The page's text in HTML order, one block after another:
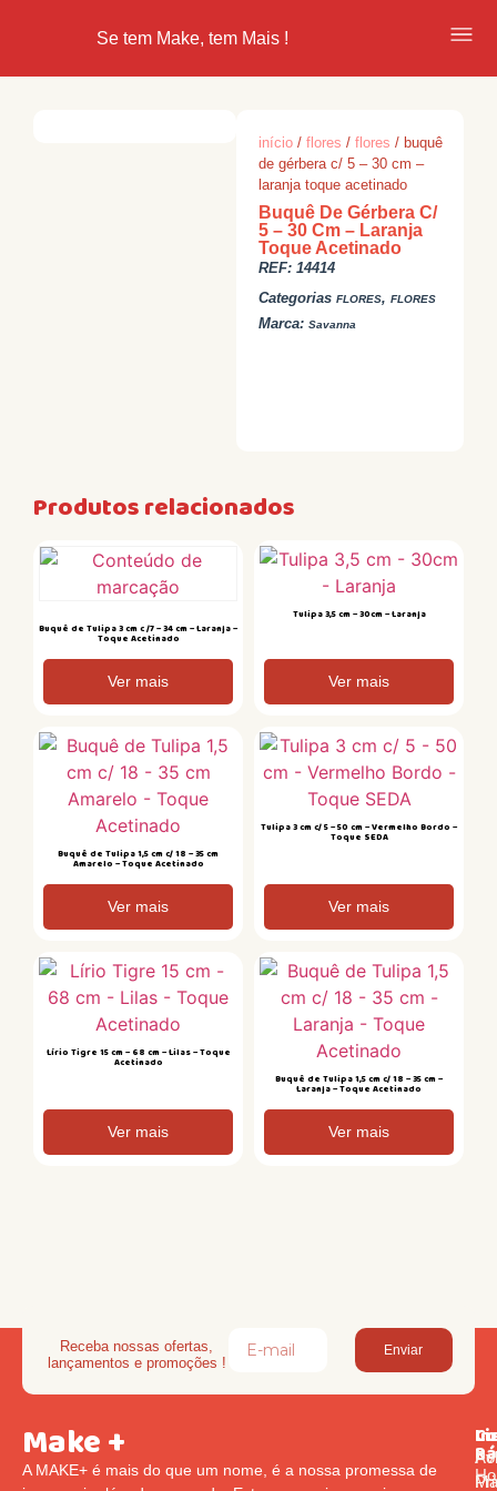
Se tem Make, tem Mais !
início /flores /flores / buquê
de gérbera c/ 5 – 30 cm –
laranja toque acetinado
Buquê De Gérbera C/
5 – 30 Cm – Laranja
Toque Acetinado
REF:14414
Categorias FLORES,FLORES
Marca:Savanna
Produtos relacionados
Buquê de Tulipa 3 cm c /7 – 34 cm – Laranja –
Toque Acetinado
Ver mais
Tulipa 3,5 cm – 30cm – Laranja
Ver mais
Buquê de Tulipa 1,5 cm c/ 18 – 35 cm
Amarelo – Toque Acetinado
Ver mais
Tulipa 3 cm c/ 5 – 50 cm – Vermelho Bordo –
Toque SEDA
Ver mais
Lírio Tigre 15 cm – 68 cm – Lilas – Toque
Acetinado
Ver mais
Buquê de Tulipa 1,5 cm c/ 18 – 35 cm –
Laranja – Toque Acetinado
Ver mais
Receba nossas ofertas,
lançamentos e promoções !
Enviar
Make +
A MAKE+ é mais do que um nome, é a nossa promessa de
Av